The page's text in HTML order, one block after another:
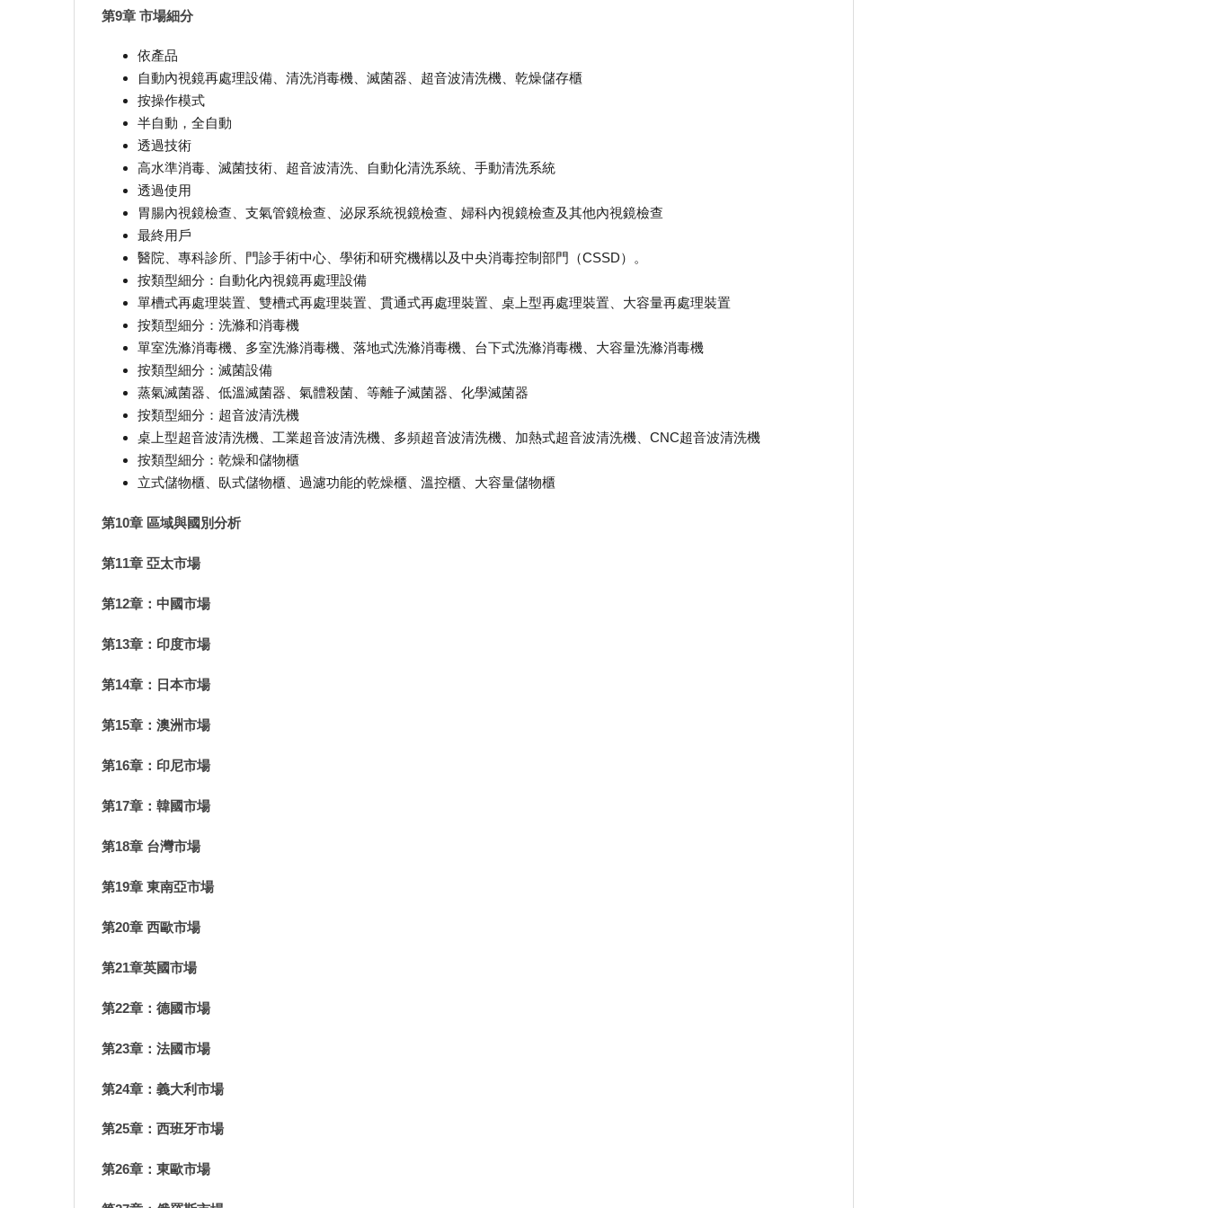
第9章 市場細分
依產品
自動內視鏡再處理設備、清洗消毒機、滅菌器、超音波清洗機、乾燥儲存櫃
按操作模式
半自動，全自動
透過技術
高水準消毒、滅菌技術、超音波清洗、自動化清洗系統、手動清洗系統
透過使用
胃腸內視鏡檢查、支氣管鏡檢查、泌尿系統視鏡檢查、婦科內視鏡檢查及其他內視鏡檢查
最終用戶
醫院、專科診所、門診手術中心、學術和研究機構以及中央消毒控制部門（CSSD）。
按類型細分：自動化內視鏡再處理設備
單槽式再處理裝置、雙槽式再處理裝置、貫通式再處理裝置、桌上型再處理裝置、大容量再處理裝置
按類型細分：洗滌和消毒機
單室洗滌消毒機、多室洗滌消毒機、落地式洗滌消毒機、台下式洗滌消毒機、大容量洗滌消毒機
按類型細分：滅菌設備
蒸氣滅菌器、低溫滅菌器、氣體殺菌、等離子滅菌器、化學滅菌器
按類型細分：超音波清洗機
桌上型超音波清洗機、工業超音波清洗機、多頻超音波清洗機、加熱式超音波清洗機、CNC超音波清洗機
按類型細分：乾燥和儲物櫃
立式儲物櫃、臥式儲物櫃、過濾功能的乾燥櫃、溫控櫃、大容量儲物櫃
第10章 區域與國別分析
第11章 亞太市場
第12章：中國市場
第13章：印度市場
第14章：日本市場
第15章：澳洲市場
第16章：印尼市場
第17章：韓國市場
第18章 台灣市場
第19章 東南亞市場
第20章 西歐市場
第21章英國市場
第22章：德國市場
第23章：法國市場
第24章：義大利市場
第25章：西班牙市場
第26章：東歐市場